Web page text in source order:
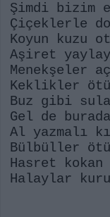
Şimdi bizim
Çiçeklerle
Koyun kuzu
Aşiret
Menekşeler
Keklikler
Buz gibi
Gel de
Al yazmalı
Bülbüller
Hasret
Halaylar